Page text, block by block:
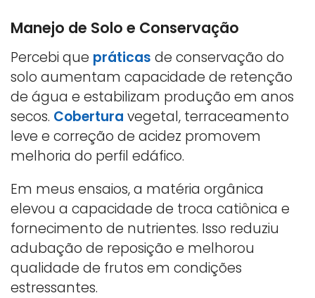
Manejo de Solo e Conservação
Percebi que práticas de conservação do
solo aumentam capacidade de retenção
de água e estabilizam produção em anos
secos. Cobertura vegetal, terraceamento
leve e correção de acidez promovem
melhoria do perfil edáfico.
Em meus ensaios, a matéria orgânica
elevou a capacidade de troca catiônica e
fornecimento de nutrientes. Isso reduziu
adubação de reposição e melhorou
qualidade de frutos em condições
estressantes.